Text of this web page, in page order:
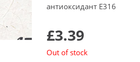
антиоксидант Е316
£3.39
Out of stock